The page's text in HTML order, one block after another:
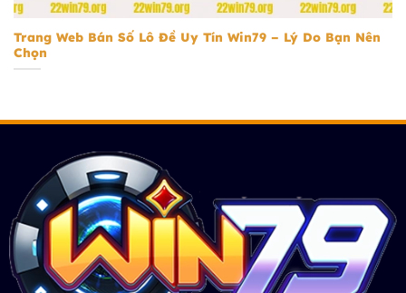
Trang Web Bán Số Lô Đề Uy Tín Win79 – Lý Do Bạn Nên
Chọn